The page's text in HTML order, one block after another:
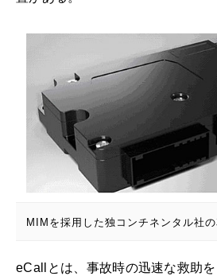
MIMを採用した独コンチネンタル社
eCallとは、事故時の迅速な救助